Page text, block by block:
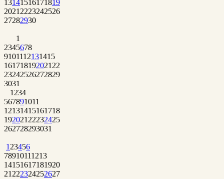
13141516171819
2021 2223242526
27282930
1
2345678
9101112131415
161718192021 22
23242526272829
3031
1 234
567891011
12131415161718
192021 22232425
262728293031
1 23456
78910111213
14151617181920
21 222324252627